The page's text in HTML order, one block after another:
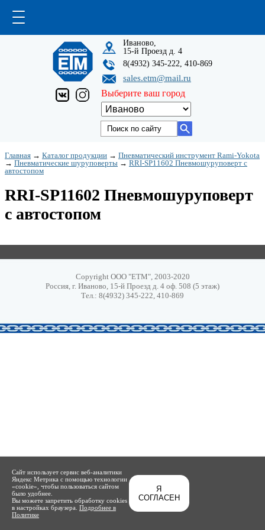
Иваново,
15-й Проезд д. 4
8(4932) 345-222, 410-869
sales.etm@mail.ru
Выберите ваш город
Главная → Каталог продукции → Пневматический инструмент Rami-Yokota
→ Пневматические шуруповерты → RRI-SP11602 Пневмошуруповерт с
автостопом
RRI-SP11602 Пневмошуруповерт
с автостопом
Copyright ООО "ЕТМ", 2003-2020
Россия, г. Иваново, 15-й Проезд д. 4 оф. 508 (5 этаж)
Тел.: 8(4932) 345-222, 410-869
Сайт использует сервис веб-аналитики
Яндекс Метрика с помощью технологии
«cookie», чтобы пользоваться сайтом
было удобнее.
Вы можете запретить обработку cookies
в настройках браузера. Подробнее в
Политике
Я
СОГЛАСЕН